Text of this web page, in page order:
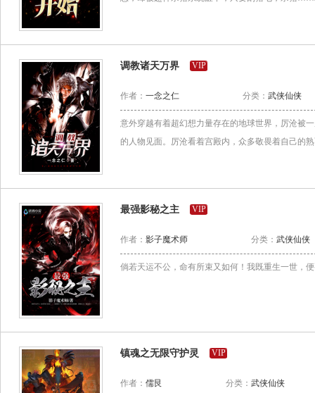
调教诸天万界 VIP
作者： 一念之仁 分类： 武侠仙侠
意外穿越有着超幻想力量存在的地球世界，厉沧被
的人物见面。厉沧看着宫殿内，众多敬畏着自己的
最强影秘之主 VIP
作者： 影子魔术师 分类： 武侠仙侠
倘若天运不公，命有所束又如何！我既重生一世，
镇魂之无限守护灵 VIP
作者： 儒艮 分类： 武侠仙侠